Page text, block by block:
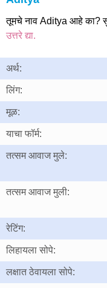
तूमचे नाव Aditya आहे का?
उत्तरे द्या.
अर्थ:
लिंग:
मूळ:
याचा फॉर्म:
तत्सम आवाज मुले:
तत्सम आवाज मुली:
रेटिंग:
लिहायला सोपे:
लक्षात ठेवायला सोपे: